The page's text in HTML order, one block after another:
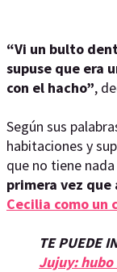
“Vi un bulto
supuse que era
con el hacho”,
Según sus
habitaciones y
que no tiene
primera vez que
Cecilia como un
TE PUEDE
Jujuy: